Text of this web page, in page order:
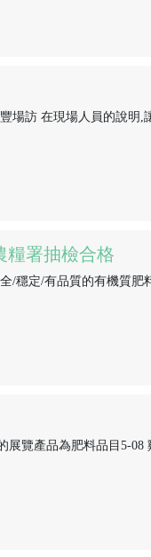
場訪 在現場人員的說明,
糧署抽檢合格
定/有品質的有機質肥
覽產品為肥料品目5-